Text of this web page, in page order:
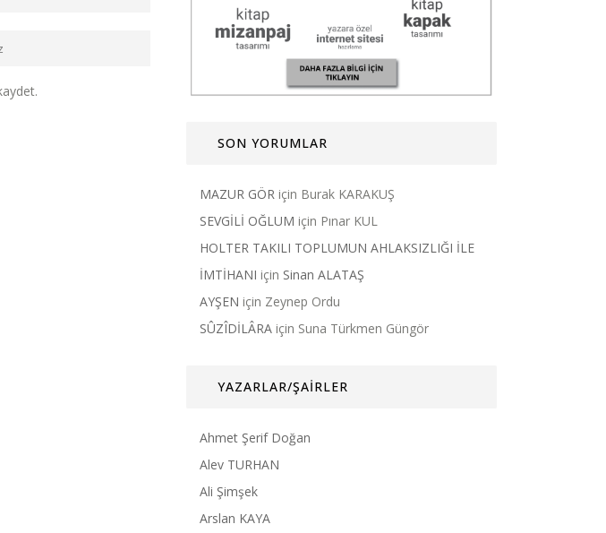
SON YORUMLAR
MAZUR GÖR için Burak KARAKUŞ
SEVGİLİ OĞLUM için Pınar KUL
HOLTER TAKILI TOPLUMUN AHLAKSIZLIĞI İLE
İMTİHANI için Sinan ALATAŞ
AYŞEN için Zeynep Ordu
SÛZÎDİLÂRA için Suna Türkmen Güngör
YAZARLAR/ŞAİRLER
Ahmet Şerif Doğan
Alev TURHAN
Ali Şimşek
Arslan KAYA